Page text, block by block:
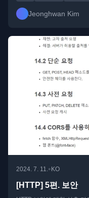
Jeonghwan Kim
2024. 7. 11. •KO
[HTTP] 5편. 보안